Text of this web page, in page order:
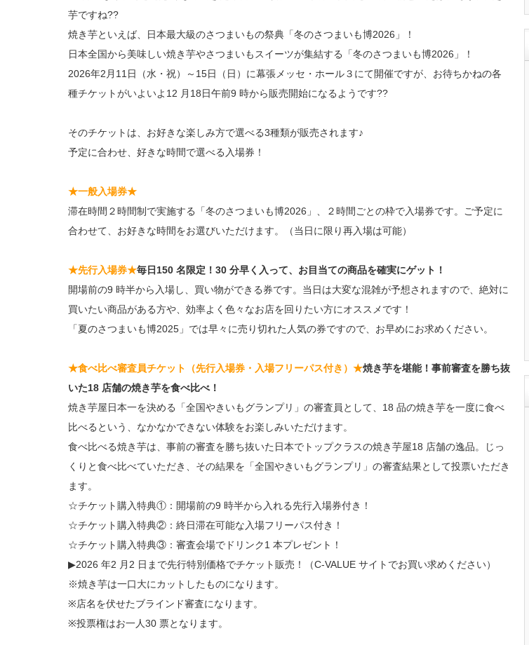
芋ですね??
焼き芋といえば、日本最大級のさつまいもの祭典「冬のさつまいも博2026」！
日本全国から美味しい焼き芋やさつまいもスイーツが集結する「冬のさつまいも博2026」！
2026年2月11日（水・祝）～15日（日）に幕張メッセ・ホール３にて開催ですが、お待ちかねの各
種チケットがいよいよ12 月18日午前9 時から販売開始になるようです??
そのチケットは、お好きな楽しみ方で選べる3種類が販売されます♪
予定に合わせ、好きな時間で選べる入場券！
★一般入場券★
滞在時間２時間制で実施する「冬のさつまいも博2026」、２時間ごとの枠で入場券です。ご予定に
合わせて、お好きな時間をお選びいただけます。（当日に限り再入場は可能）
★先行入場券★毎日150 名限定！30 分早く入って、お目当ての商品を確実にゲット！
開場前の9 時半から入場し、買い物ができる券です。当日は大変な混雑が予想されますので、絶対に
買いたい商品がある方や、効率よく色々なお店を回りたい方にオススメです！
「夏のさつまいも博2025」では早々に売り切れた人気の券ですので、お早めにお求めください。
★食べ比べ審査員チケット（先行入場券・入場フリーパス付き）★焼き芋を堪能！事前審査を勝ち抜
いた18 店舗の焼き芋を食べ比べ！
焼き芋屋日本一を決める「全国やきいもグランプリ」の審査員として、18 品の焼き芋を一度に食べ
比べるという、なかなかできない体験をお楽しみいただけます。
食べ比べる焼き芋は、事前の審査を勝ち抜いた日本でトップクラスの焼き芋屋18 店舗の逸品。じっ
くりと食べ比べていただき、その結果を「全国やきいもグランプリ」の審査結果として投票いただき
ます。
☆チケット購入特典①：開場前の9 時半から入れる先行入場券付き！
☆チケット購入特典②：終日滞在可能な入場フリーパス付き！
☆チケット購入特典③：審査会場でドリンク1 本プレゼント！
▶2026 年2 月2 日まで先行特別価格でチケット販売！（C-VALUE サイトでお買い求めください）
※焼き芋は一口大にカットしたものになります。
※店名を伏せたブラインド審査になります。
※投票権はお一人30 票となります。